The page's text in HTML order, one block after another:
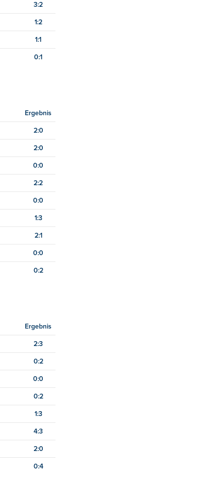
3:2
1:2
1:1
0:1
Ergebnis
2:0
2:0
0:0
2:2
0:0
1:3
2:1
0:0
0:2
Ergebnis
2:3
0:2
0:0
0:2
1:3
4:3
2:0
0:4